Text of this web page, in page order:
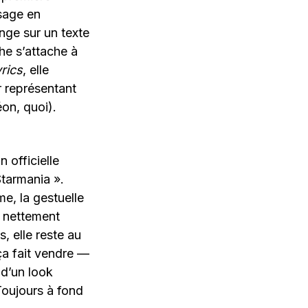
en
sur un texte
s’attache à
, elle
représentant
quoi).
officielle
».
la gestuelle
nettement
elle reste au
fait vendre —
look
à fond